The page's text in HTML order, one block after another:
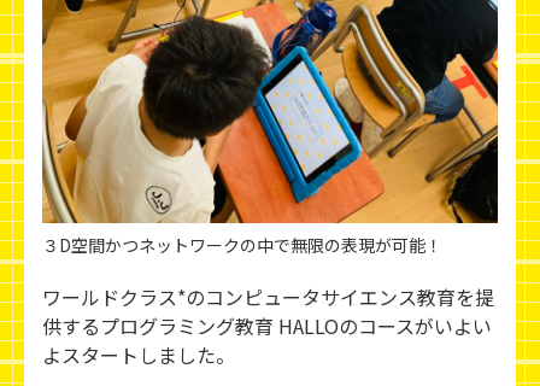
３D空間かつネットワークの中で無限の表現が可能！
ワールドクラス*のコンピュータサイエンス教育を提
供するプログラミング教育 HALLOのコースがいよい
よスタートしました。